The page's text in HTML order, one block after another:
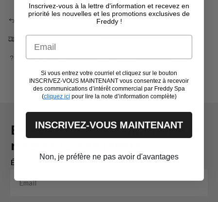
Retour facile dans 40 jours
Avez-vous besoin d'aide ? Appelez-nous au numéro +39
Enregistrez-vous à l’infolettre et
recevez 15% de remise
Écrivez votre adresse de courriel
Inscrivez-vous à la lettre d'information et recevez en
priorité les nouvelles et les promotions exclusives de
Freddy !
Email
Si vous entrez votre courriel et cliquez sur le bouton
INSCRIVEZ-VOUS MAINTENANT vous consentez à recevoir
des communications d’intérêt commercial par Freddy Spa
(cliquez ici pour lire la note d’information complète)
INSCRIVEZ-VOUS MAINTENANT
Non, je préfère ne pas avoir d'avantages